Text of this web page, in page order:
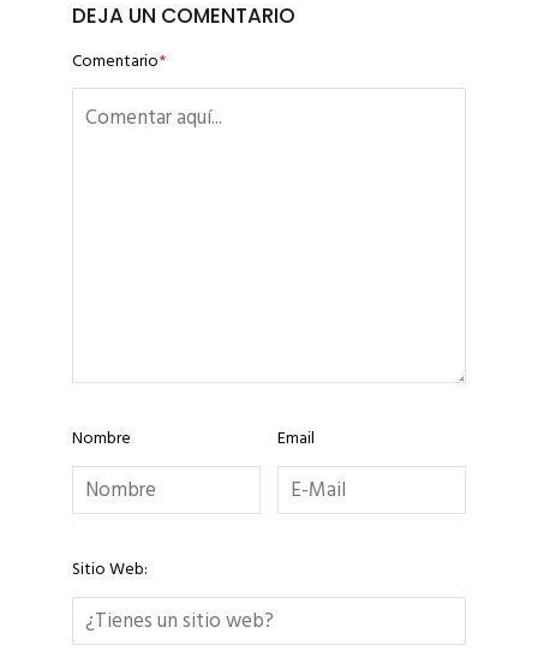
DEJA UN COMENTARIO
Comentario*
Nombre Email
Sitio Web: